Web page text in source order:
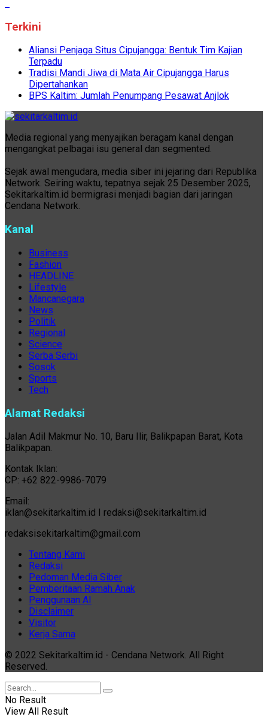
Terkini
Aliansi Penjaga Situs Cipujangga: Bentuk Tim Kajian
Terpadu
Tradisi Mandi Jiwa di Mata Air Cipujangga Harus
Dipertahankan
BPS Kaltim: Jumlah Penumpang Pesawat Anjlok
Media regional yang menyajikan beragam kanal dengan
mengangkat pelbagai isu general dan segmented.
Sejak awal mengudara, media siber ini jejaring dari Republika
Network. Seiring waktu, tepatnya sejak 25 Desember 2025,
Sekitarkaltim.id bermigrasi menjadi bagian dari jaringan
Cendana Network.
Kanal
Business
Fashion
HEADLINE
Lifestyle
Mancanegara
News
Politik
Regional
Science
Serba Serbi
Sosok
Sports
Tech
Alamat Redaksi
Jalan Adil Makmur No. 10, Baru Ilir, Balikpapan Barat, Kota
Balikpapan.
Kontak Iklan:
CP: +62 822-9986-7079
Email:
iklan@sekitarkaltim.id I redaksi@sekitarkaltim.id
redaksisekitarkaltim@gmail.com
Tentang Kami
Redaksi
Pedoman Media Siber
Pemberitaan Ramah Anak
Penggunaan AI
Disclaimer
Visitor
Kerja Sama
© 2022 Sekitarkaltim.id - Cendana Network. All Right
Reserved.
No Result
View All Result